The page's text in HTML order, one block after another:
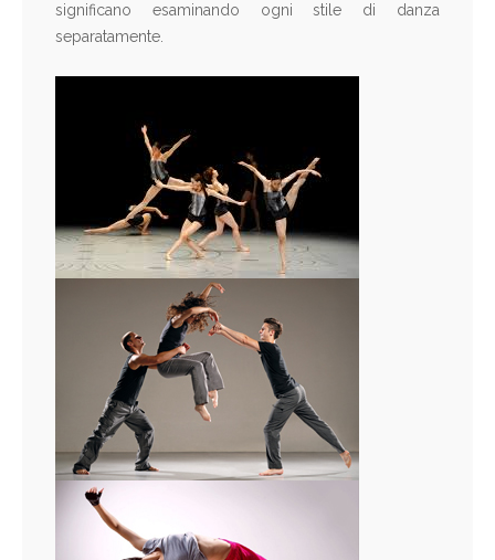
significano esaminando ogni stile di danza
separatamente.